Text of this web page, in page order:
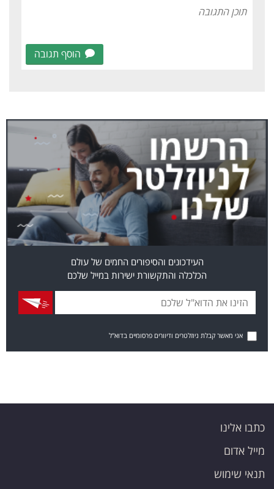
הוסף תגובה
העידכונים והסיפורים החמים של עולם
הכלכלה והתקשורת ישירות במייל שלכם
אני מאשר קבלת ניוזלטרים ודיוורים פרסומיים בדוא"ל
כתבו אלינו
מייל אדום
תנאי שימוש